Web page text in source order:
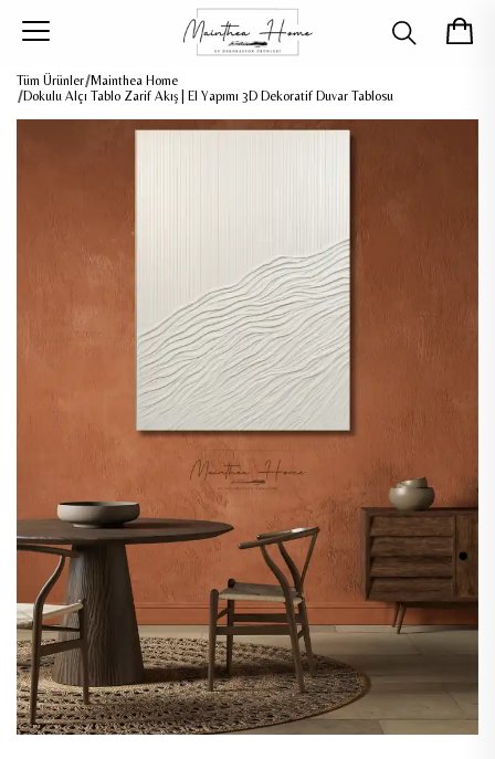
Tüm Ürünler Mainthea Home
Dokulu Alçı Tablo Zarif Akış | El Yapımı 3D Dekoratif Duvar Tablosu